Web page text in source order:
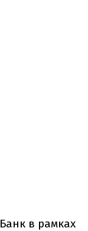
Банк в рамках